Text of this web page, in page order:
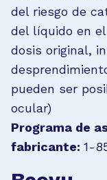
del riesgo de
del líquido en
dosis original,
pueden ser
ocular)
Programa de
fabricante: 1-